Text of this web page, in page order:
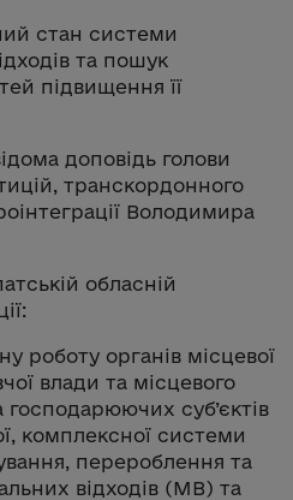
стан системи
та пошук
підвищення її
доповідь голови
транскордонного
Володимира
обласній
роботу органів місцевої
влади та місцевого
суб’єктів
комплексної системи
перероблення та
відходів (МВ) та